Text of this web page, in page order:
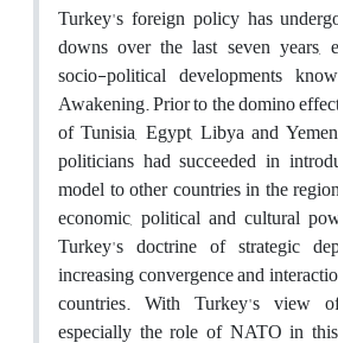
Turkey's foreign policy has
downs over the last seven years,
socio-political developments
Awakening. Prior to the domino
of Tunisia, Egypt, Libya and
politicians had succeeded in
model to other countries in the
economic, political and cultural
Turkey's doctrine of strategic
increasing convergence and
countries. With Turkey's view of
especially the role of NATO in